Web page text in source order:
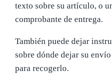
texto sobre su artículo, o
comprobante de entrega.
También puede dejar
sobre dónde dejar su
para recogerlo.